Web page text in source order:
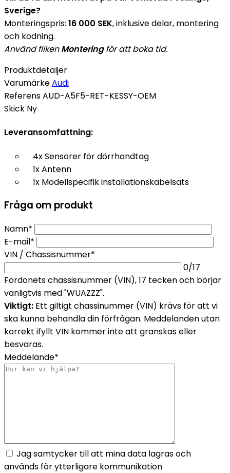
Sverige?
Monteringspris: 16 000 SEK, inklusive delar, montering
och kodning.
Använd flikenMonteringför att boka tid.
Produktdetaljer
VarumärkeAudi
ReferensAUD-A5F5-RET-KESSY-OEM
Skick Ny
Leveransomfattning:
4x Sensorer för dörrhandtag
1x Antenn
1x Modellspecifik installationskabelsats
Fråga om produkt
Namn*
E-mail*
VIN / Chassisnummer*
0/17
Fordonets chassisnummer (VIN), 17 tecken och börjar
vanligtvis med "WUAZZZ".
Viktigt: Ett giltigt chassinummer (VIN) krävs för att vi
ska kunna behandla din förfrågan. Meddelanden utan
korrekt ifyllt VIN kommer inte att granskas eller
besvaras.
Meddelande*
Jag samtycker till att mina data lagras och
används för ytterligare kommunikation